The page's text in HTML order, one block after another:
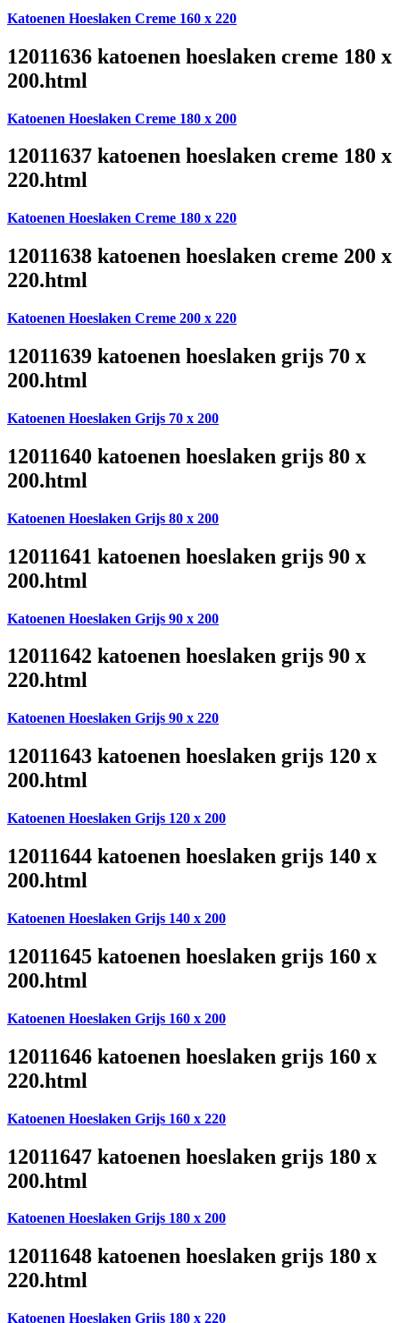
Katoenen Hoeslaken Creme 160 x 220
12011636 katoenen hoeslaken creme 180 x
200.html
Katoenen Hoeslaken Creme 180 x 200
12011637 katoenen hoeslaken creme 180 x
220.html
Katoenen Hoeslaken Creme 180 x 220
12011638 katoenen hoeslaken creme 200 x
220.html
Katoenen Hoeslaken Creme 200 x 220
12011639 katoenen hoeslaken grijs 70 x
200.html
Katoenen Hoeslaken Grijs 70 x 200
12011640 katoenen hoeslaken grijs 80 x
200.html
Katoenen Hoeslaken Grijs 80 x 200
12011641 katoenen hoeslaken grijs 90 x
200.html
Katoenen Hoeslaken Grijs 90 x 200
12011642 katoenen hoeslaken grijs 90 x
220.html
Katoenen Hoeslaken Grijs 90 x 220
12011643 katoenen hoeslaken grijs 120 x
200.html
Katoenen Hoeslaken Grijs 120 x 200
12011644 katoenen hoeslaken grijs 140 x
200.html
Katoenen Hoeslaken Grijs 140 x 200
12011645 katoenen hoeslaken grijs 160 x
200.html
Katoenen Hoeslaken Grijs 160 x 200
12011646 katoenen hoeslaken grijs 160 x
220.html
Katoenen Hoeslaken Grijs 160 x 220
12011647 katoenen hoeslaken grijs 180 x
200.html
Katoenen Hoeslaken Grijs 180 x 200
12011648 katoenen hoeslaken grijs 180 x
220.html
Katoenen Hoeslaken Grijs 180 x 220